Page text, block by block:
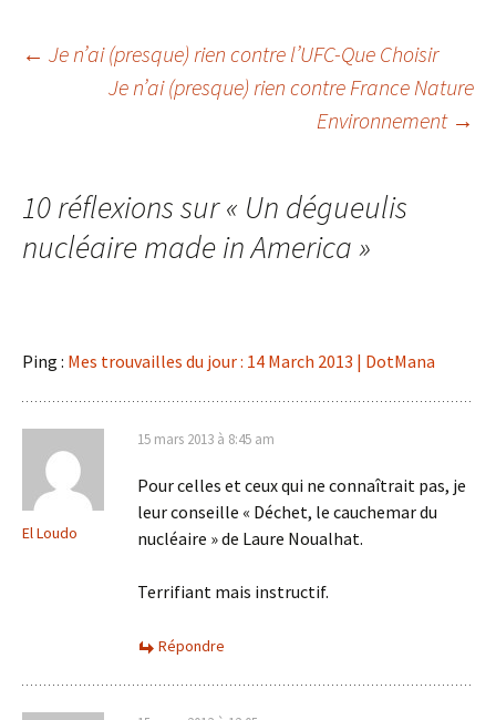
Navigation
articles
← Je n’ai (presque) rien contre l’UFC-Que Choisir
Je n’ai (presque) rien contre France Nature
Environnement →
10 réflexions sur « Un dégueulis
nucléaire made in America»
Ping : Mes trouvailles du jour : 14 March 2013 | DotMana
El Loudo
15 mars 2013 à 8:45 am
Pour celles et ceux qui ne connaîtrait pas, je
leur conseille « Déchet, le cauchemar du
nucléaire » de Laure Noualhat.
Terrifiant mais instructif.
Répondre